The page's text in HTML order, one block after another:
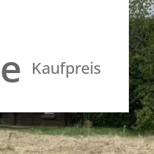
Kaufpreis